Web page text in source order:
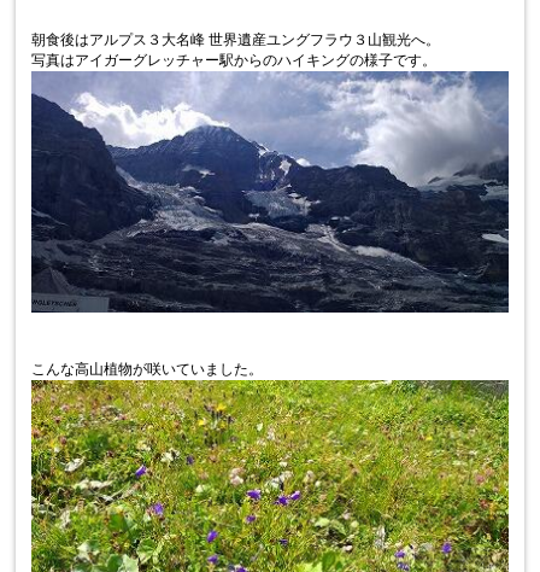
朝食後はアルプス３大名峰 世界遺産ユングフラウ３山観光へ。
写真はアイガーグレッチャー駅からのハイキングの様子です。
こんな高山植物が咲いていました。